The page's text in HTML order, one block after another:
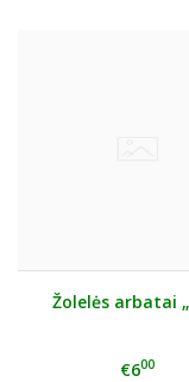
Žolelės arbatai
€600